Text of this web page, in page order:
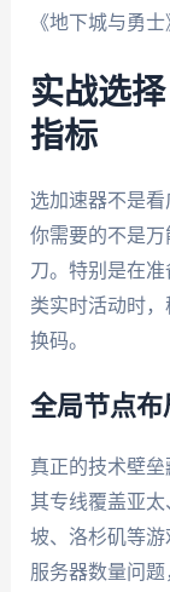
《地下城与勇
实战选
指标
选加速器不是看
你需要的不是
刀。特别是在准
类实时活动时
换码。
全局节点布
真正的技术壁
其专线覆盖亚
坡、洛杉矶等
服务器数量问